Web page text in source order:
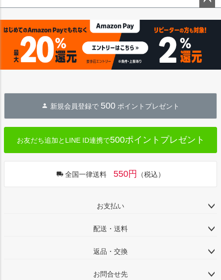
ップ
新規会員登録で 500 ポイントプレゼント
お友だち追加とLINE ID連携で500ポイントプレゼント
全国一律送料 550円 （税込）
お支払い
配送・送料
返品・交換
お問合せ先